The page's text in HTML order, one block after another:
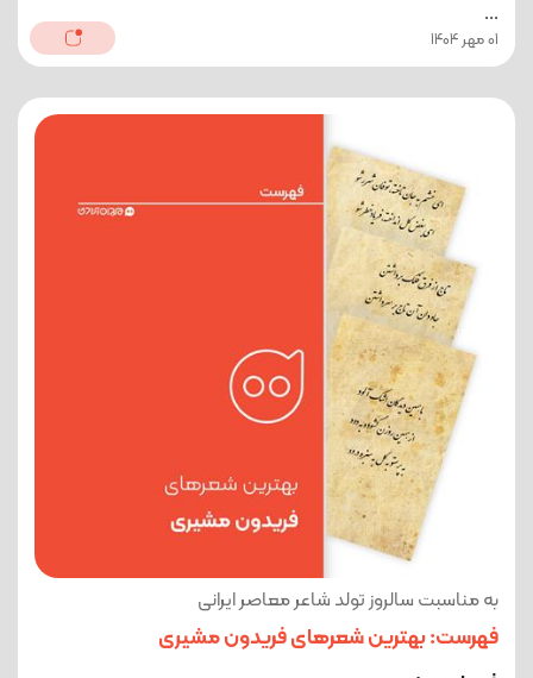
...
01 مهر 1404
به مناسبت سالروز تولد شاعر معاصر ایرانی
فهرست: بهترین شعرهای فریدون مشیری